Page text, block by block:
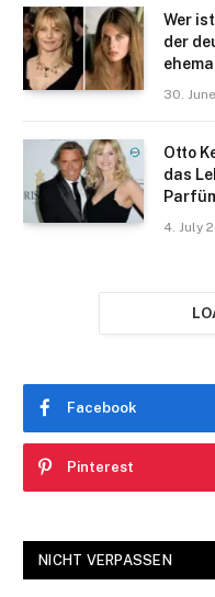
Wer
der
30.
Otto
das
4. July
Facebook
Pinterest
NICHT VERPASSEN